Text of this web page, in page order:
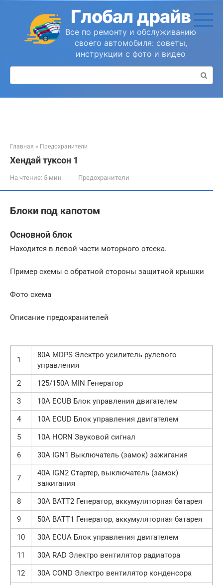
контенту
Глобал драйв
Все по ремонту и обслуживанию
своего автомобиля: советы,
инструкции с фото и видео
Поиск:
Главная » Предохранители
Хендай туксон 1
На чтение: 5 мин Предохранители
Блоки под капотом
Основной блок
Находится в левой части моторного отсека.
Пример схемы с обратной стороны защитной крышки
Фото схема
Описание предохранителей
1
80А MDPS Электро усилитель рулевого
управления
2
125/150А MIN Генератор
3
10А ECUB Блок управления двигателем
4
10А ECUD Блок управления двигателем
5
10А HORN Звуковой сигнал
6
30А IGN1 Выключатель (замок) зажигания
7
40А IGN2 Стартер, выключатель (замок)
зажигания
8
30А BATT2 Генератор, аккумуляторная батарея
9
50А BATT1 Генератор, аккумуляторная батарея
10
30А ECUA Блок управления двигателем
11
30А RAD Электро вентилятор радиатора
12
30А COND Электро вентилятор конденсора